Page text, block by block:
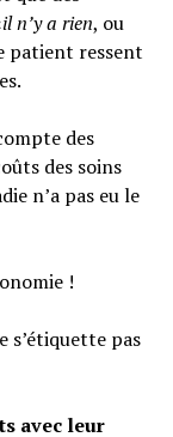
il n’y a rien, ou
patient ressent
des
des soins
n’a pas eu le
!
s’étiquette pas
avec leur